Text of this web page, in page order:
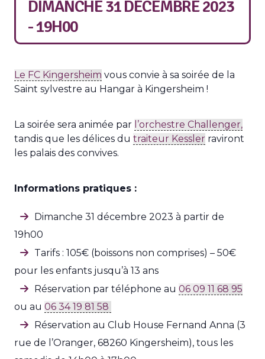
DIMANCHE 31 DÉCEMBRE 2023
- 19H00
Le FC Kingersheim vous convie à sa soirée de la
Saint sylvestre au Hangar à Kingersheim !
La soirée sera animée par l’orchestre Challenger,
tandis que les délices du traiteur Kessler raviront
les palais des convives.
Informations pratiques :
Dimanche 31 décembre 2023 à partir de
19h00
Tarifs : 105€ (boissons non comprises) – 50€
pour les enfants jusqu’à 13 ans
Réservation par téléphone au 06 09 11 68 95
ou au 06 34 19 81 58
Réservation au Club House Fernand Anna (3
rue de l’Oranger, 68260 Kingersheim), tous les